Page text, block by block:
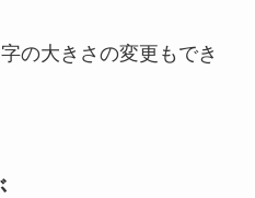
の大きさの変更もでき